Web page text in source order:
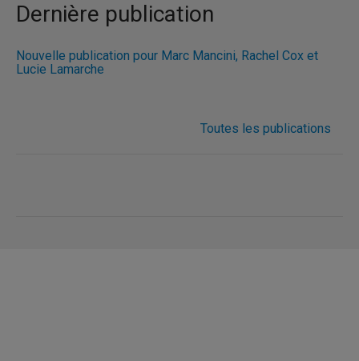
Dernière publication
Nouvelle publication pour Marc Mancini, Rachel Cox et
Lucie Lamarche
Toutes les publications